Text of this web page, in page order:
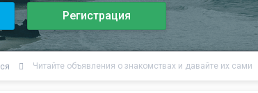
Регистрация
Читайте объявления о знакомствах и давайте их сами